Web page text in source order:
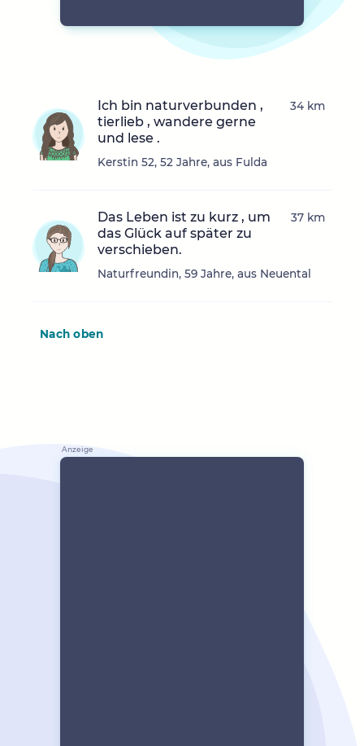
Ich bin naturverbunden ,
tierlieb , wandere gerne
und lese .
Kerstin 52, 52 Jahre, aus Fulda
34 km
Das Leben ist zu kurz , um
das Glück auf später zu
verschieben.
Naturfreundin, 59 Jahre, aus Neuental
37 km
Nach oben